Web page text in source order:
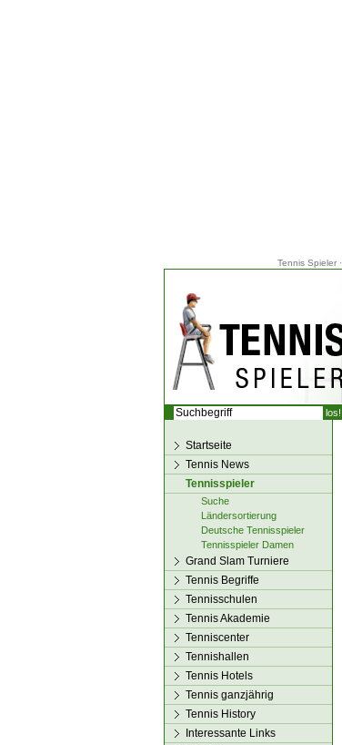
Tennis Spieler·
Startseite
Tennis News
Tennisspieler
Suche
Ländersortierung
Deutsche Tennisspieler
Tennisspieler Damen
Grand Slam Turniere
Tennis Begriffe
Tennisschulen
Tennis Akademie
Tenniscenter
Tennishallen
Tennis Hotels
Tennis ganzjährig
Tennis History
Interessante Links
los!